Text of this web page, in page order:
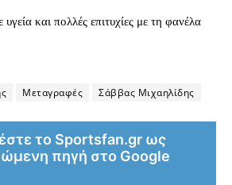
και πολλές επιτυχίες με τη φανέλα
Μεταγραφές Σάββας Μιχαηλίδης
το Sportsfan.gr ως
πηγή στο Google